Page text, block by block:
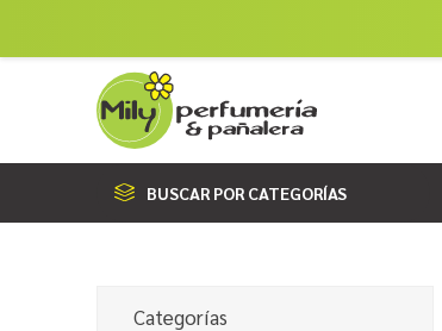
BUSCAR POR CATEGORÍAS
Categorías